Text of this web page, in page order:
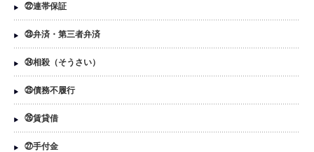
㉒連帯保証
㉓弁済・第三者弁済
㉔相殺（そうさい）
㉕債務不履行
㉖賃貸借
㉗手付金